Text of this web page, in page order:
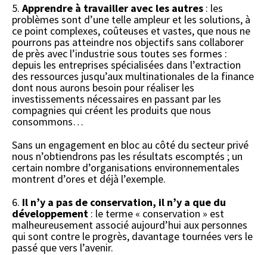
5. Apprendre à travailler avec les autres : les
problèmes sont d’une telle ampleur et les solutions, à
ce point complexes, coûteuses et vastes, que nous ne
pourrons pas atteindre nos objectifs sans collaborer
de près avec l’industrie sous toutes ses formes :
depuis les entreprises spécialisées dans l’extraction
des ressources jusqu’aux multinationales de la finance
dont nous aurons besoin pour réaliser les
investissements nécessaires en passant par les
compagnies qui créent les produits que nous
consommons…
Sans un engagement en bloc au côté du secteur privé
nous n’obtiendrons pas les résultats escomptés ; un
certain nombre d’organisations environnementales
montrent d’ores et déjà l’exemple.
6. Il n’y a pas de conservation, il n’y a que du
développement : le terme « conservation » est
malheureusement associé aujourd’hui aux personnes
qui sont contre le progrès, davantage tournées vers le
passé que vers l’avenir.